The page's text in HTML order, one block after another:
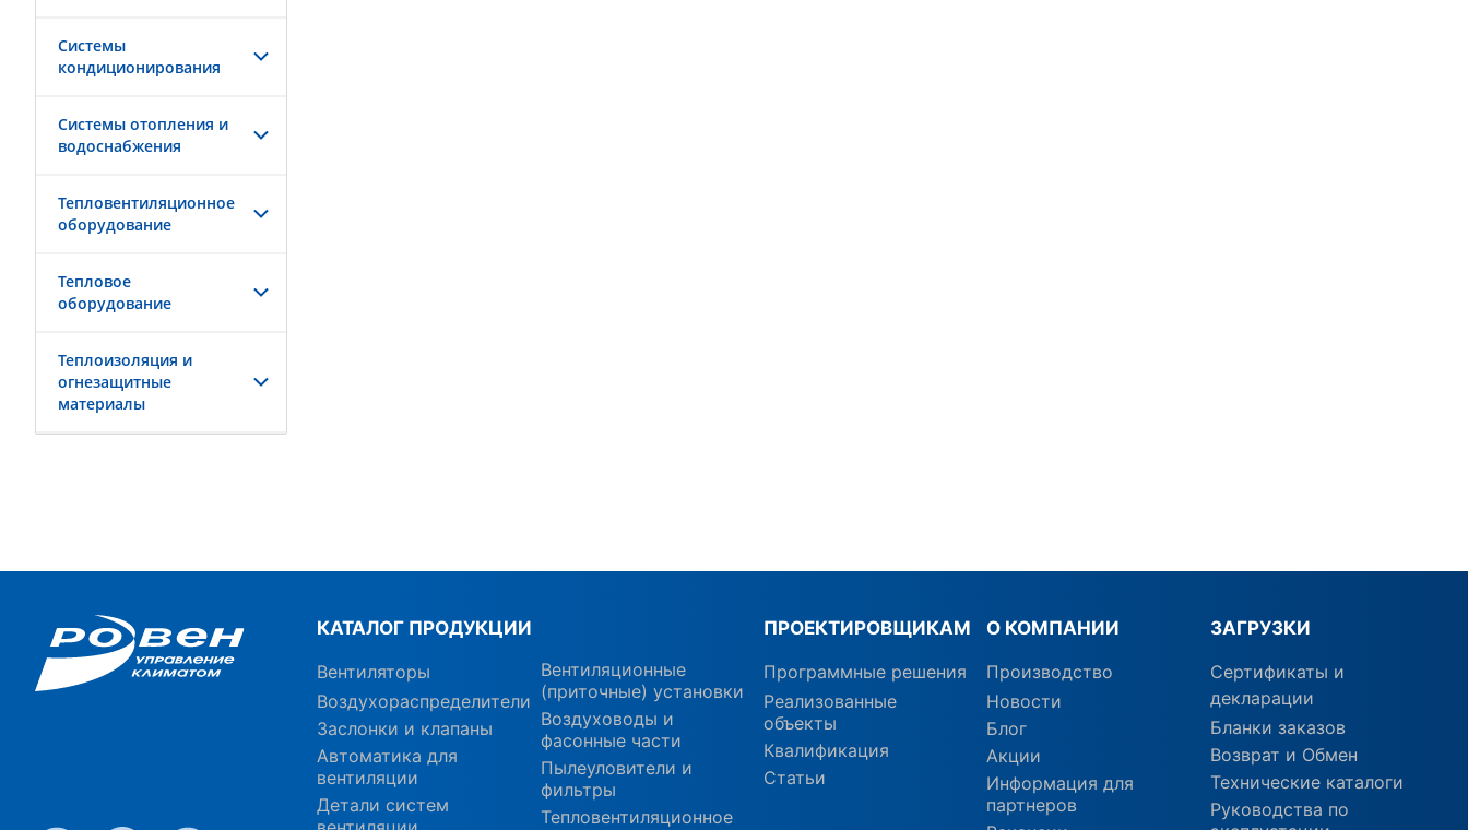
Системы
кондиционирования
Системы отопления и
водоснабжения
Тепловентиляционное
оборудование
Тепловое
оборудование
Теплоизоляция и
огнезащитные
материалы
КАТАЛОГ ПРОДУКЦИИ
Вентиляторы
Воздухораспределители
Заслонки и клапаны
Автоматика для
вентиляции
Детали систем
Вентиляционные
(приточные) установки
Воздуховоды и
фасонные части
Пылеуловители и
фильтры
Тепловентиляционное
ПРОЕКТИРОВЩИКАМ
Программные решения
Реализованные
объекты
Квалификация
Статьи
О КОМПАНИИ
Производство
Новости
Блог
Акции
Информация для
партнеров
ЗАГРУЗКИ
Сертификаты и
декларации
Бланки заказов
Возврат и Обмен
Технические каталоги
Руководства по